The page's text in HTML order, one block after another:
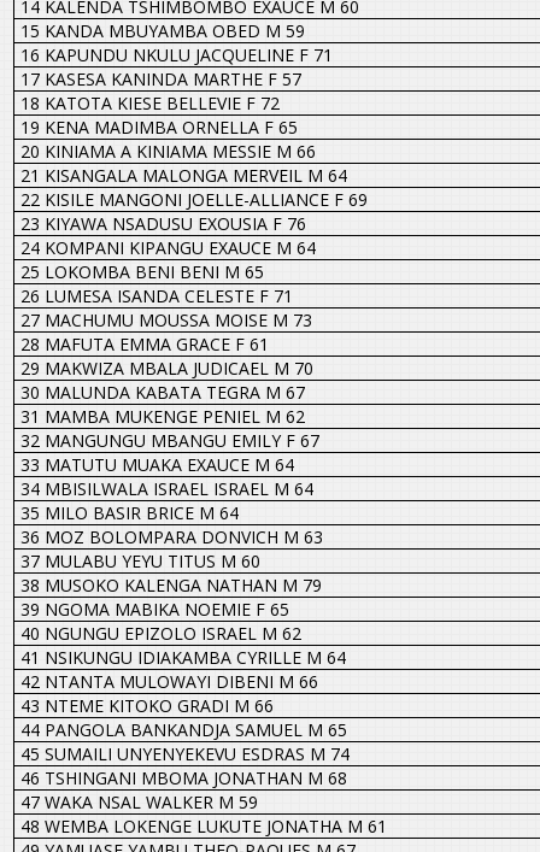
14 KALENDA TSHIMBOMBO EXAUCE M 60
15 KANDA MBUYAMBA OBED M 59
16 KAPUNDU NKULU JACQUELINE F 71
17 KASESA KANINDA MARTHE F 57
18 KATOTA KIESE BELLEVIE F 72
19 KENA MADIMBA ORNELLA F 65
20 KINIAMA A KINIAMA MESSIE M 66
21 KISANGALA MALONGA MERVEIL M 64
22 KISILE MANGONI JOELLE-ALLIANCE F 69
23 KIYAWA NSADUSU EXOUSIA F 76
24 KOMPANI KIPANGU EXAUCE M 64
25 LOKOMBA BENI BENI M 65
26 LUMESA ISANDA CELESTE F 71
27 MACHUMU MOUSSA MOISE M 73
28 MAFUTA EMMA GRACE F 61
29 MAKWIZA MBALA JUDICAEL M 70
30 MALUNDA KABATA TEGRA M 67
31 MAMBA MUKENGE PENIEL M 62
32 MANGUNGU MBANGU EMILY F 67
33 MATUTU MUAKA EXAUCE M 64
34 MBISILWALA ISRAEL ISRAEL M 64
35 MILO BASIR BRICE M 64
36 MOZ BOLOMPARA DONVICH M 63
37 MULABU YEYU TITUS M 60
38 MUSOKO KALENGA NATHAN M 79
39 NGOMA MABIKA NOEMIE F 65
40 NGUNGU EPIZOLO ISRAEL M 62
41 NSIKUNGU IDIAKAMBA CYRILLE M 64
42 NTANTA MULOWAYI DIBENI M 66
43 NTEME KITOKO GRADI M 66
44 PANGOLA BANKANDJA SAMUEL M 65
45 SUMAILI UNYENYEKEVU ESDRAS M 74
46 TSHINGANI MBOMA JONATHAN M 68
47 WAKA NSAL WALKER M 59
48 WEMBA LOKENGE LUKUTE JONATHA M 61